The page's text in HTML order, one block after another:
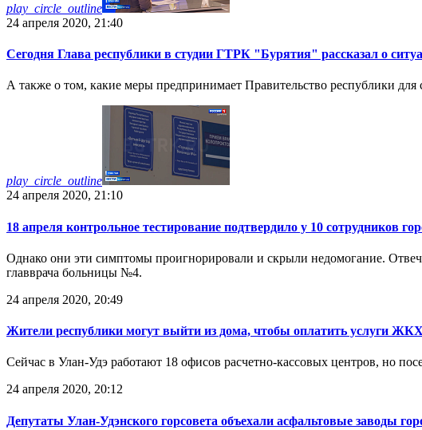
play_circle_outline
24 апреля 2020, 21:40
Сегодня Глава республики в студии ГТРК "Бурятия" рассказал о
А также о том, какие меры предпринимает Правительство республики для
play_circle_outline
24 апреля 2020, 21:10
18 апреля контрольное тестирование подтвердило у 10 сотрудников
Однако они эти симптомы проигнорировали и скрыли недомогание.
главврача больницы №4.
24 апреля 2020, 20:49
Жители республики могут выйти из дома, чтобы оплатить услуги
Сейчас в Улан-Удэ работают 18 офисов расчетно-кассовых центров, но
24 апреля 2020, 20:12
Депутаты Улан-Удэнского горсовета объехали асфальтовые заводы